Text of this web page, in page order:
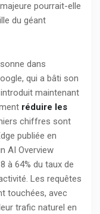
pourrait-elle
du géant
dans
qui a bâti son
maintenant
réduire les
chiffres sont
publiée en
AI Overview
à 64% du taux de
Les requêtes
touchées, avec
trafic naturel en